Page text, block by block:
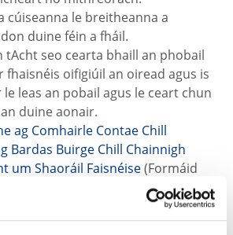
cúiseanna le breitheanna a
duine féin a fháil.
tAcht seo cearta bhaill an phobail
fhaisnéis oifigiúil an oiread agus is
leas an pobail agus le ceart chun
duine aonair.
ag Comhairle Contae Chill
Bardas Buirge Chill Chainnigh
um Shaoráil Faisnéise(Formáid
Cill Chainnigh - Achtanna um
1997-2003